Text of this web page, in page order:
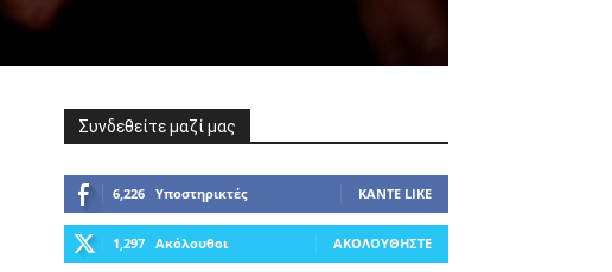
Συνδεθείτε μαζί μας
6,226 Υποστηρικτές ΚΆΝΤΕ LIKE
1,297 Ακόλουθοι ΑΚΟΛΟΥΘΉΣΤΕ